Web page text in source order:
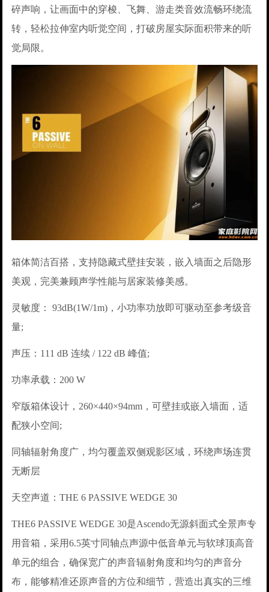
碎声响，让画面中的穿梭、飞舞、游走类音效流畅环绕流
转，轻松拉伸室内听觉空间，打破房屋实际面积带来的听
觉局限。
箱体简洁百搭，支持隐藏式壁挂安装，嵌入墙面之后隐形
美观，完美兼顾声学性能与居家装修美感。
灵敏度： 93dB(1W/1m)，小功率功放即可驱动至参考级音
量;
声压：111 dB 连续 / 122 dB 峰值;
功率承载：200 W
窄版箱体设计，260×440×94mm，可壁挂或嵌入墙面，适
配狭小空间;
同轴辐射角度广，均匀覆盖双侧观影区域，环绕声场连贯
无断层
天空声道：THE 6 PASSIVE WEDGE 30
THE6 PASSIVE WEDGE 30是Ascendo无源斜面式全景声专
用音箱，采用6.5英寸同轴点声源中低音单元与软球顶高音
单元的组合，确保宽广的声音辐射角度和均匀的声音分
布，能够精准还原声音的方位和细节，营造出真实的三维